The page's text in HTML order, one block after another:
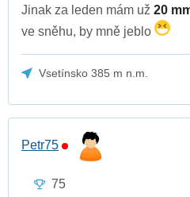
Jinak za leden mám už 20
ve sněhu, by mně jeblo
Vsetínsko 385 m n.m.
Petr75
75